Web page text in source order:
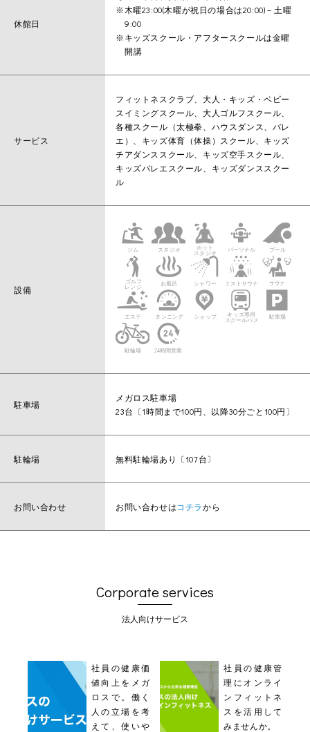
休館日
※木曜23:00(木曜が祝日の場合は20:00)－土曜
9:00
※キッズスクール・アフタースクールは金曜
開講
サービス
フィットネスクラブ、大人・キッズ・ベビー
スイミングスクール、大人ゴルフスクール、
各種スクール（太極拳、ハウスダンス、バレ
エ）、キッズ体育（体操）スクール、キッズ
チアダンススクール、キッズ空手スクール、
キッズバレエスクール、キッズダンススクー
ル
設備
駐車場
メガロス駐車場
23台〔1時間まで100円、以降30分ごと100円〕
駐輪場 無料駐輪場あり〔107台〕
お問い合わせ お問い合わせはコチラから
Corporate services
法人向けサービス
社員の健康価
値向上をメガ
ロスで。働く
人の立場を考
えて、使いや
社員の健康管
理にオンライ
ンフィットネ
スを活用して
みませんか。